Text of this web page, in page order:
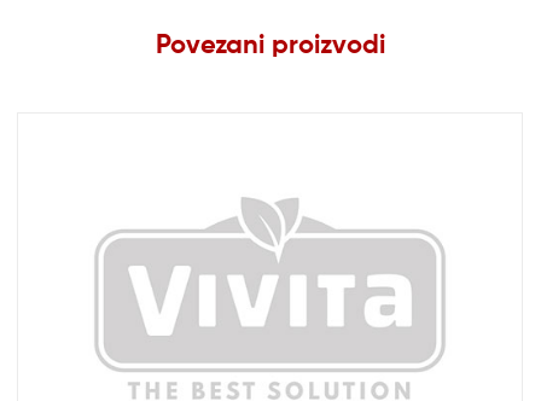
Povezani proizvodi